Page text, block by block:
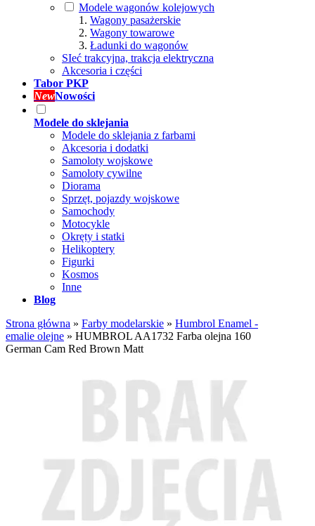
Modele wagonów kolejowych
Wagony pasażerskie
Wagony towarowe
Ładunki do wagonów
SIeć trakcyjna, trakcja elektryczna
Akcesoria i części
Tabor PKP
NewNowości
Modele do sklejania
Modele do sklejania z farbami
Akcesoria i dodatki
Samoloty wojskowe
Samoloty cywilne
Diorama
Sprzęt, pojazdy wojskowe
Samochody
Motocykle
Okręty i statki
Helikoptery
Figurki
Kosmos
Inne
Blog
Strona główna » Farby modelarskie » Humbrol Enamel -
emalie olejne » HUMBROL AA1732 Farba olejna 160
German Cam Red Brown Matt